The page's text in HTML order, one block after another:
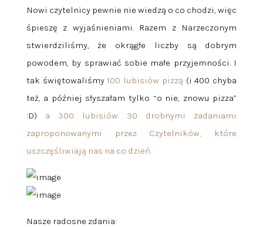
Nowi czytelnicy pewnie nie wiedzą o co chodzi, więc
śpieszę z wyjaśnieniami. Razem z Narzeczonym
stwierdziliśmy, że okrągłe liczby są dobrym
powodem, by sprawiać sobie małe przyjemności. I
tak świętowaliśmy100 lubisiów pizzą (i 400 chyba
też, a później słyszałam tylko “o nie, znowu pizza”
:D) a 300 lubisiów 30 drobnymi zadaniami
zaproponowanymi przez Czytelników, które
uszczęśliwiają nas na co dzień.
Nasze radosne zdania: